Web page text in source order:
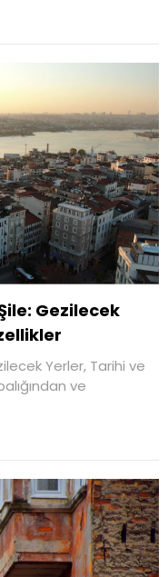
Gezilecek
Yerler, Tarihi ve
ve